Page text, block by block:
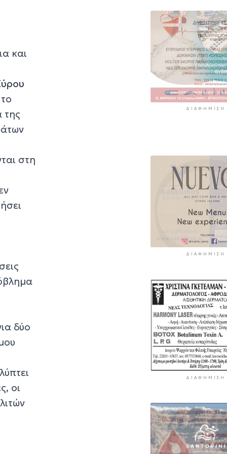
και
της
στη
δύο
οι
περιοχές
5 ώρες 47 λεπτά
ΔΙΑΦΉΜΙΣΗ
ΔΙΑΦΉΜΙΣΗ
ΔΙΑΦΉΜΙΣΗ